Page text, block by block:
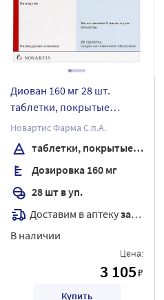
Диован 160 мг 28 шт.
таблетки, покрытые
пленочной оболочкой
Новартис Фарма С.п.А.
таблетки, покрытые пленочной оболочкой
Дозировка 160 мг
28 шт в уп.
Доставим в аптекузавтра
В наличии
Цена:
3 105₽
Купить